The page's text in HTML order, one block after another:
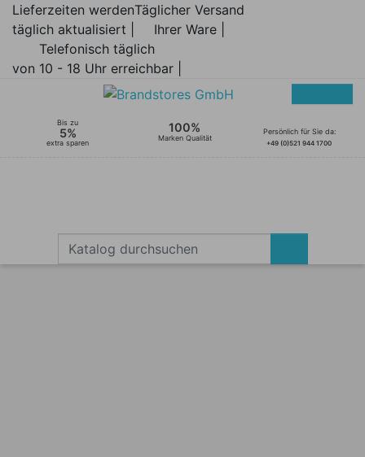
Lieferzeiten werden
täglich aktualisiert |
Täglicher Versand
Ihrer Ware |
Telefonisch täglich
von 10 - 18 Uhr erreichbar |
Bis zu
5%
extra sparen
100%
Marken Qualität
Persönlich für Sie da:
+49 (0)521 944 1700